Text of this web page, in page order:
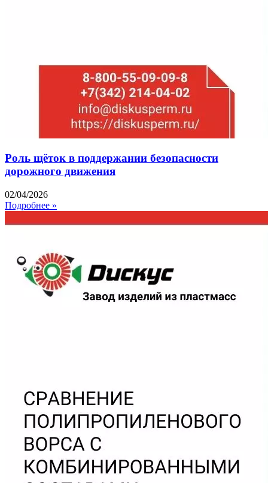
Роль щёток в поддержании безопасности
дорожного движения
02/04/2026
Подробнее »